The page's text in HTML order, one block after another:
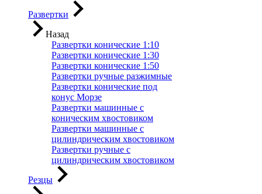
Развертки
Назад
Развертки конические 1:10
Развертки конические 1:30
Развертки конические 1:50
Развертки ручные разжимные
Развертки конические под
конус Морзе
Развертки машинные с
коническим хвостовиком
Развертки машинные с
цилиндрическим хвостовиком
Развертки ручные с
цилиндрическим хвостовиком
Резцы